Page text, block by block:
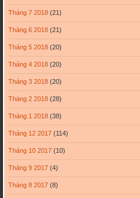
Tháng 7 2018(21)
Tháng 6 2018(21)
Tháng 5 2018(20)
Tháng 4 2018(20)
Tháng 3 2018(20)
Tháng 2 2018(28)
Tháng 1 2018(38)
Tháng 12 2017(114)
Tháng 10 2017(10)
Tháng 9 2017(4)
Tháng 8 2017(8)